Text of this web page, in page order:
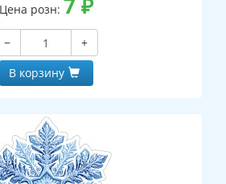
Цена розн: 7 ₽
−
+
В корзину